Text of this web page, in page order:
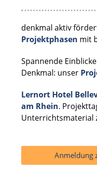
denkmal aktiv
Projektphasen mit
Spannende
Denkmal: unser
Lernort Hotel
am Rhein.
Unterrichtsmaterial
Anmeldung